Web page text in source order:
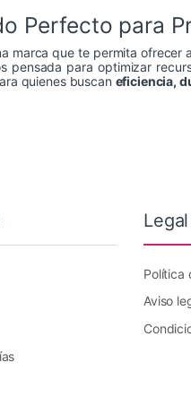
Perfecto para
marca que te permita
pensada para optimizar
quienes buscan eficiencia,
Legal
Política
Aviso